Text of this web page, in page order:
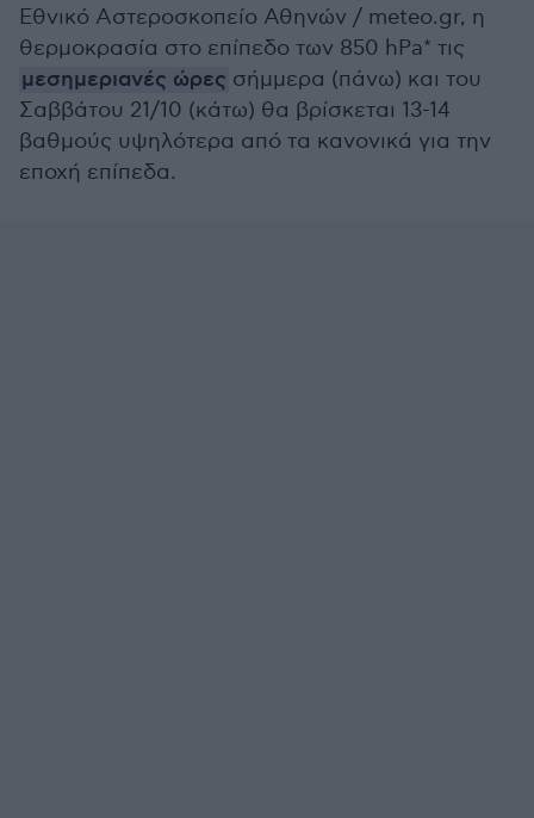
Εθνικό Αστεροσκοπείο Αθηνών / meteo.gr, η
θερμοκρασία στο επίπεδο των 850 hPa* τις
μεσημεριανές ώρες σήμμερα (πάνω) και του
Σαββάτου 21/10 (κάτω) θα βρίσκεται 13-14
βαθμούς υψηλότερα από τα κανονικά για την
εποχή επίπεδα.